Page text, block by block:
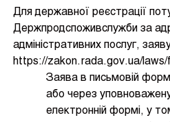
Для державної реєстрації
Держпродспоживслужби за
адміністративних послуг,
https://zakon.rada.gov.ua/
Заява в письмовій
або через
електронній формі, у